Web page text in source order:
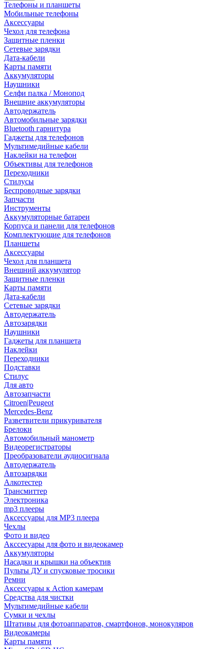
Телефоны и планшеты
Мобильные телефоны
Аксессуары
Чехол для телефона
Защитные пленки
Сетевые зарядки
Дата-кабели
Карты памяти
Аккумуляторы
Наушники
Селфи палка / Монопод
Внешние аккумуляторы
Автодержатель
Автомобильные зарядки
Bluetooth гарнитура
Гаджеты для телефонов
Мультимедийные кабели
Наклейки на телефон
Объективы для телефонов
Переходники
Стилусы
Беспроводные зарядки
Запчасти
Инструменты
Аккумуляторные батареи
Корпуса и панели для телефонов
Комплектующие для телефонов
Планшеты
Аксессуары
Чехол для планшета
Внешний аккумулятор
Защитные пленки
Карты памяти
Дата-кабели
Сетевые зарядки
Автодержатель
Автозарядки
Наушники
Гаджеты для планшета
Наклейки
Переходники
Подставки
Стилус
Для авто
Автозапчасти
Citroen|Peugeot
Mercedes-Benz
Разветвители прикуривателя
Брелоки
Автомобильный манометр
Видеорегистраторы
Преобразователи аудиосигнала
Автодержатель
Автозарядки
Алкотестер
Трансмиттер
Электроника
mp3 плееры
Аксессуары для MP3 плеера
Чехлы
Фото и видео
Акссесуары для фото и видеокамер
Аккумуляторы
Насадки и крышки на объектив
Пульты ДУ и спусковые тросики
Ремни
Аксессуары к Action камерам
Средства для чистки
Мультимедийные кабели
Сумки и чехлы
Штативы для фотоаппаратов, смартфонов, монокуляров
Видеокамеры
Карты памяти